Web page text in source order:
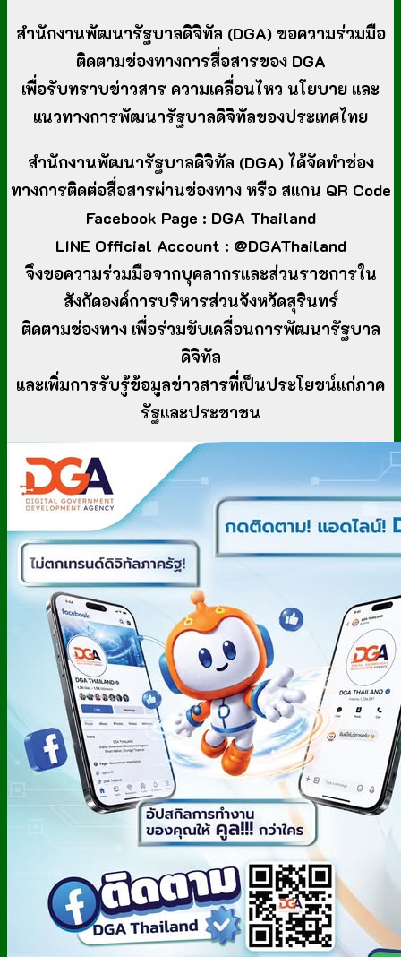
สำนักงานพัฒนารัฐบาลดิจิทัล (DGA) ขอความร่วมมือ
ติดตามช่องทางการสื่อสารของ DGA
เพื่อรับทราบข่าวสาร ความเคลื่อนไหว นโยบาย และ
แนวทางการพัฒนารัฐบาลดิจิทัลของประเทศไทย
สำนักงานพัฒนารัฐบาลดิจิทัล (DGA) ได้จัดทำช่อง
ทางการติดต่อสื่อสารผ่านช่องทาง หรือ สเเกน QR Code
Facebook Page : DGA Thailand
LINE Official Account : @DGAThailand
จึงขอความร่วมมือจากบุคลากรและส่วนราชการใน
สังกัดองค์การบริหารส่วนจังหวัดสุรินทร์
ติดตามช่องทาง เพื่อร่วมขับเคลื่อนการพัฒนารัฐบาล
ดิจิทัล
และเพิ่มการรับรู้ข้อมูลข่าวสารที่เป็นประโยชน์แก่ภาค
รัฐและประชาชน